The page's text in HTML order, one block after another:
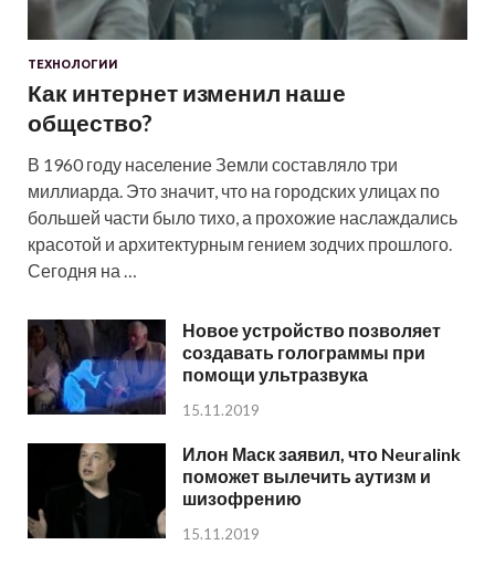
ТЕХНОЛОГИИ
Как интернет изменил наше
общество?
В 1960 году население Земли составляло три
миллиарда. Это значит, что на городских улицах по
большей части было тихо, а прохожие наслаждались
красотой и архитектурным гением зодчих прошлого.
Сегодня на …
Новое устройство позволяет
создавать голограммы при
помощи ультразвука
15.11.2019
Илон Маск заявил, что Neuralink
поможет вылечить аутизм и
шизофрению
15.11.2019